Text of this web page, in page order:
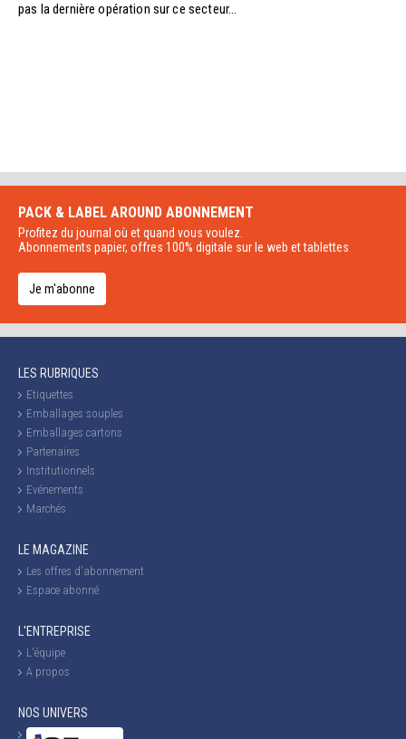
pas la dernière opération sur ce secteur...
PACK & LABEL AROUND ABONNEMENT
Profitez du journal où et quand vous voulez.
Abonnements papier, offres 100% digitale sur le web et tablettes
Je m'abonne
LES RUBRIQUES
Etiquettes
Emballages souples
Emballages cartons
Partenaires
Institutionnels
Evénements
Marchés
LE MAGAZINE
Les offres d'abonnement
Espace abonné
L'ENTREPRISE
L'équipe
A propos
NOS UNIVERS